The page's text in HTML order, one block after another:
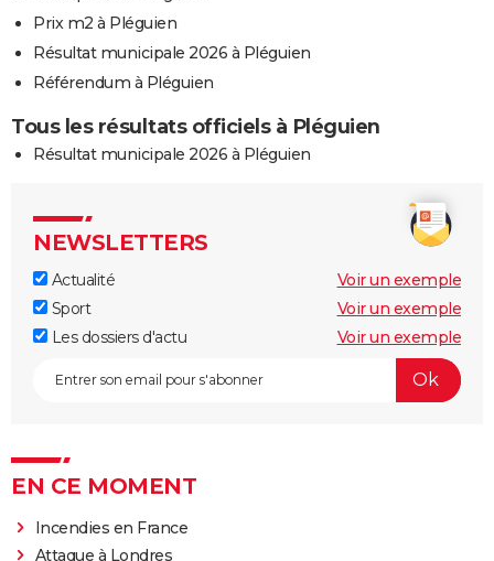
Prix m2 à Pléguien
Résultat municipale 2026 à Pléguien
Référendum à Pléguien
Tous les résultats officiels à Pléguien
Résultat municipale 2026 à Pléguien
NEWSLETTERS
Actualité
Voir un exemple
Sport
Voir un exemple
Les dossiers d'actu
Voir un exemple
EN CE MOMENT
Incendies en France
Attaque à Londres